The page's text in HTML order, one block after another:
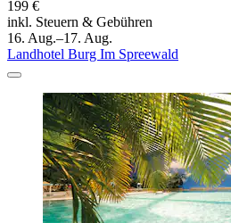
199 €
inkl. Steuern & Gebühren
16. Aug.–17. Aug.
Landhotel Burg Im Spreewald